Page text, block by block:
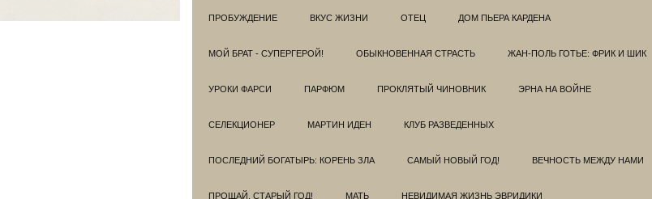
ПРОБУЖДЕНИЕ ВКУС ЖИЗНИ ОТЕЦ ДОМ ПЬЕРА КАРДЕНА
МОЙ БРАТ - СУПЕРГЕРОЙ! ОБЫКНОВЕННАЯ СТРАСТЬ ЖАН-ПОЛЬ ГОТЬЕ: ФРИК И ШИК
УРОКИ ФАРСИ ПАРФЮМ ПРОКЛЯТЫЙ ЧИНОВНИК ЭРНА НА ВОЙНЕ
СЕЛЕКЦИОНЕР МАРТИН ИДЕН КЛУБ РАЗВЕДEННЫХ
ПОСЛЕДНИЙ БОГАТЫРЬ: КОРЕНЬ ЗЛА САМЫЙ НОВЫЙ ГОД! ВЕЧНОСТЬ МЕЖДУ НАМИ
ПРОЩАЙ, СТАРЫЙ ГОД! МАТЬ НЕВИДИМАЯ ЖИЗНЬ ЭВРИДИКИ